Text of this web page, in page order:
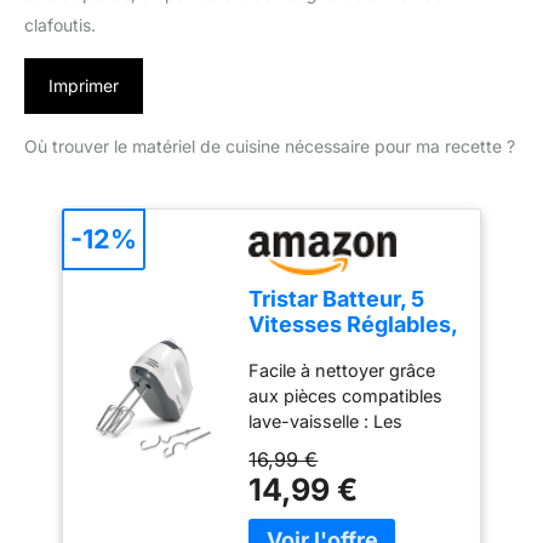
clafoutis.
Imprimer
Où trouver le matériel de cuisine nécessaire pour ma recette ?
Tristar Batteur, 5
Vitesses Réglables,
Ergonomique,
Fouets et Crochets
Inox, Pièces
Compatibles Lave-
Vaisselle, Sans
BPA, Compact et
Pratique, Avec
Facile à nettoyer grâce
aux pièces compatibles
lave-vaisselle : Les
inoxydable, comme les
crochets et fouets, sont
détachables et lavables
16,99 €
14,99 €
-12%